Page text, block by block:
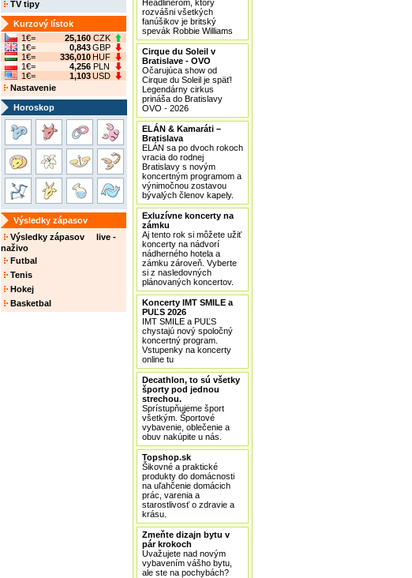
TV tipy
Kurzový lístok
1€=
25,160 CZK
1€=
0,843GBP
1€=
336,010HUF
1€=
4,256 PLN
1€=
1,103USD
Nastavenie
Horoskop
Výsledky zápasov
Výsledky zápasov live -
naživo
Futbal
Tenis
Hokej
Basketbal
Headlinerom, ktorý
rozvášni všetkých
fanúšikov je britský
spevák Robbie Williams
Cirque du Soleil v
Bratislave - OVO
Očarujúca show od
Cirque du Soleil je späť!
Legendárny cirkus
prináša do Bratislavy
OVO - 2026
ELÁN & Kamaráti –
Bratislava
ELÁN sa po dvoch rokoch
vracia do rodnej
Bratislavy s novým
koncertným programom a
výnimočnou zostavou
bývalých členov kapely.
Exluzívne koncerty na
zámku
Aj tento rok si môžete užiť
koncerty na nádvorí
nádherného hotela a
zámku zároveň. Vyberte
si z nasledovných
plánovaných koncertov.
Koncerty IMT SMILE a
PUĽS 2026
IMT SMILE a PUĽS
chystajú nový spoločný
koncertný program.
Vstupenky na koncerty
online tu
Decathlon, to sú všetky
športy pod jednou
strechou.
Sprístupňujeme šport
všetkým. Športové
vybavenie, oblečenie a
obuv nakúpite u nás.
Topshop.sk
Šikovné a praktické
produkty do domácnosti
na uľahčenie domácich
prác, varenia a
starostlivosť o zdravie a
krásu.
Zmeňte dizajn bytu v
pár krokoch
Uvažujete nad novým
vybavením vášho bytu,
ale ste na pochybách?